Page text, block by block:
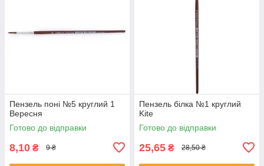
Пензель поні №5 круглий 1
Вересня
Готово до відправки
8,10 ₴ 9 ₴
Пензель білка №1 круглий
Kite
Готово до відправки
25,65 ₴ 28,50 ₴